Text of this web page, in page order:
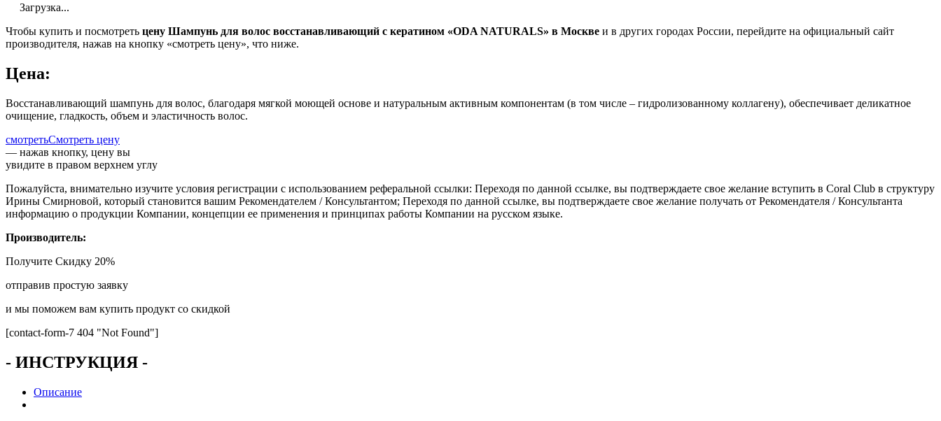
Загрузка...
Чтобы купить и посмотреть цену Шампунь для волос восстанавливающий с кератином «ODA NATURALS» в Москве и в других городах России, перейдите на официальный сайт
производителя, нажав на кнопку «смотреть цену», что ниже.
Цена:
Восстанавливающий шампунь для волос, благодаря мягкой моющей основе и натуральным активным компонентам (в том числе – гидролизованному коллагену), обеспечивает деликатное
очищение, гладкость, объем и эластичность волос.
смотретьСмотреть цену
— нажав кнопку, цену вы
увидите в правом верхнем углу
Пожалуйста, внимательно изучите условия регистрации с использованием реферальной ссылки: Переходя по данной ссылке, вы подтверждаете свое желание вступить в Coral Club в структуру
Ирины Смирновой, который становится вашим Рекомендателем / Консультантом; Переходя по данной ссылке, вы подтверждаете свое желание получать от Рекомендателя / Консультанта
информацию о продукции Компании, концепции ее применения и принципах работы Компании на русском языке.
Производитель:
Получите Скидку 20%
отправив простую заявку
и мы поможем вам купить продукт со скидкой
[contact-form-7 404 "Not Found"]
- ИНСТРУКЦИЯ -
Описание